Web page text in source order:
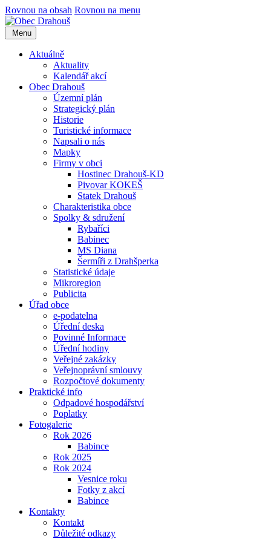
Rovnou na obsah Rovnou na menu
Menu
Aktuálně
Aktuality
Kalendář akcí
Obec Drahouš
Územní plán
Strategický plán
Historie
Turistické informace
Napsali o nás
Mapky
Firmy v obci
Hostinec Drahouš-KD
Pivovar KOKEŠ
Statek Drahouš
Charakteristika obce
Spolky & sdružení
Rybaříci
Babinec
MS Diana
Šermíři z Drahšperka
Statistické údaje
Mikroregion
Publicita
Úřad obce
e-podatelna
Úřední deska
Povinné Informace
Úřední hodiny
Veřejné zakázky
Veřejnoprávní smlouvy
Rozpočtové dokumenty
Praktické info
Odpadové hospodářství
Poplatky
Fotogalerie
Rok 2026
Babince
Rok 2025
Rok 2024
Vesnice roku
Fotky z akcí
Babince
Kontakty
Kontakt
Důležité odkazy